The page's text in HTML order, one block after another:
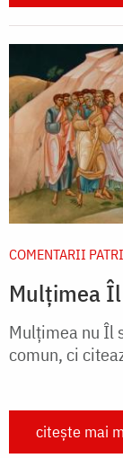
COMENTARII
Mulţimea
Mulţimea nu Îl
comun, ci
citește mai